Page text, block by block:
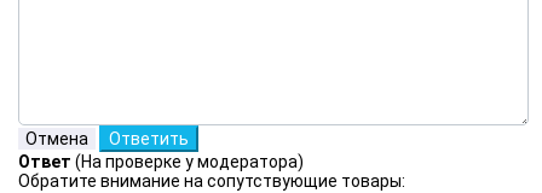
Ответ (На проверке у модератора)
Обратите внимание на сопутствующие товары: